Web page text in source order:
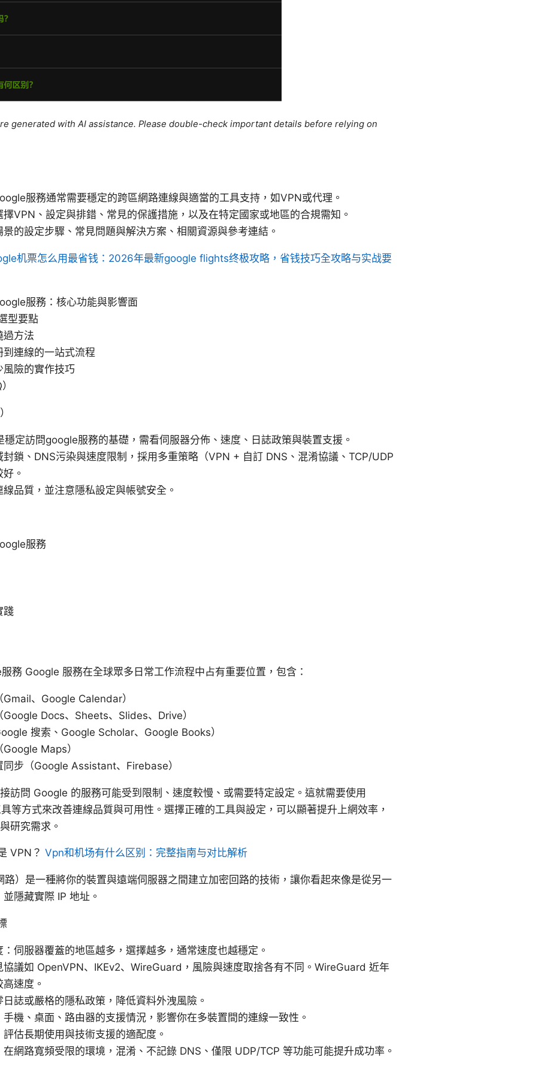
generated with AI assistance. Please double-check important details before relying on
服務通常需要穩定的跨區網路連線與適當的工具支持，如VPN或代理。
VPN、設定與排錯、常見的保護措施，以及在特定國家或地區的合規需知。
的設定步驟、常見問題與解決方案、相關資源與參考連結。
机票怎么用最省钱：2026年最新google flights终极攻略，省钱技巧全攻略与实战要
服務：核心功能與影響面
型要點
過方法
連線的一站式流程
風險的實作技巧
穩定訪問google服務的基礎，需看伺服器分佈、速度、日誌政策與裝置支援。
封鎖、DNS污染與速度限制，採用多重策略（VPN + 自訂 DNS、混淆協議、TCP/UDP
。
品質，並注意隱私設定與帳號安全。
服務
踐
務 Google 服務在全球眾多日常工作流程中占有重要位置，包含：
、Google Calendar）
Docs、Sheets、Slides、Drive）
搜索、Google Scholar、Google Books）
Maps）
同步（Google Assistant、Firebase）
訪問 Google 的服務可能受到限制、速度較慢、或需要特定設定。這就需要使用
等方式來改善連線品質與可用性。選擇正確的工具與設定，可以顯著提升上網效率，
研究需求。
VPN？ Vpn和机场有什么区别：完整指南与对比解析
路）是一種將你的裝置與遠端伺服器之間建立加密回路的技術，讓你看起來像是從另一
隱藏實際 IP 地址。
伺服器覆蓋的地區越多，選擇越多，通常速度也越穩定。
協議如 OpenVPN、IKEv2、WireGuard，風險與速度取捨各有不同。WireGuard 近年
速度。
日誌或嚴格的隱私政策，降低資料外洩風險。
機、桌面、路由器的支援情況，影響你在多裝置間的連線一致性。
估長期使用與技術支援的適配度。
網路寬頻受限的環境，混淆、不記錄 DNS、僅限 UDP/TCP 等功能可能提升成功率。